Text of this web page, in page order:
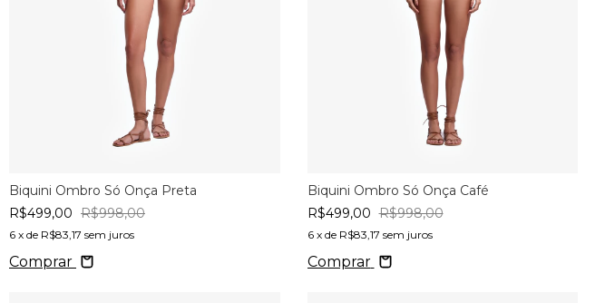
Biquini Ombro Só Onça Preta
R$499,00 R$998,00
6 x de R$83,17 sem juros
Comprar
Biquini Ombro Só Onça Café
R$499,00 R$998,00
6 x de R$83,17 sem juros
Comprar